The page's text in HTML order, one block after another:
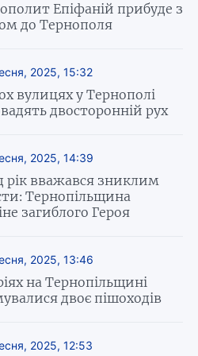
Епіфаній прибуде з
до Тернополя
2025, 15:32
вулицях у Тернополі
двосторонній рух
2025, 14:39
рік вважався зниклим
Тернопільщина
загиблого Героя
2025, 13:46
на Тернопільщині
двоє пішоходів
2025, 12:53